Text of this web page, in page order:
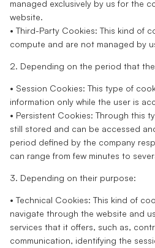
managed exclusively by us for the
website.
• Third-Party Cookies: This kind of
compute and are not managed by
2. Depending on the period that
• Session Cookies: This type of
information only while the user is
• Persistent Cookies: Through this
still stored and can be accessed
period defined by the company
can range from few minutes to
3. Depending on their purpose:
• Technical Cookies: This kind of
navigate through the website and
services that it offers, such as,
communication, identifying the